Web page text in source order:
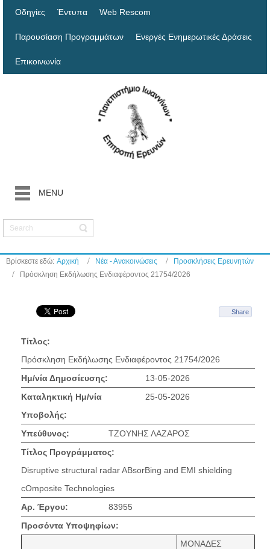
Οδηγίες Έντυπα Web Rescom
Παρουσίαση Προγραμμάτων Ενεργές Ενημερωτικές Δράσεις
Επικοινωνία
MENU
Βρίσκεστε εδώ: Αρχική Νέα - Ανακοινώσεις
Προσκλήσεις Ερευνητών
Πρόσκληση Εκδήλωσης Ενδιαφέροντος 21754/2026
Share
Τίτλος:
Πρόσκληση Εκδήλωσης Ενδιαφέροντος 21754/2026
Ημ/νία Δημοσίευσης:
13-05-2026
Καταληκτική Ημ/νία
Υποβολής:
25-05-2026
Υπεύθυνος:
ΤΖΟΥΝΗΣ ΛΑΖΑΡΟΣ
Τίτλος Προγράμματος:
Disruptive structural radar ABsorBing and EMI shielding
cOmposite Technologies
Αρ. Έργου:
83955
Προσόντα Υποψηφίων:
ΜΟΝΑΔΕΣ